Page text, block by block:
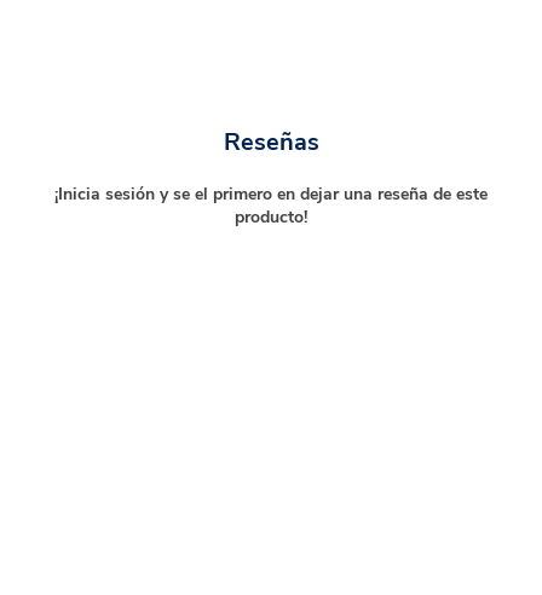
Reseñas
¡Inicia sesión y se el primero en dejar una reseña de este
producto!